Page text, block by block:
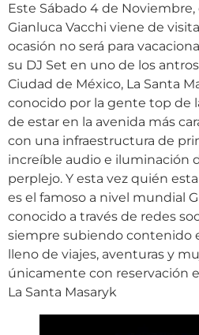
Este Sábado 4 de
Gianluca Vacchi viene de
ocasión no será para
su DJ Set en uno de los
Ciudad de México, La Santa
conocido por la gente top de
de estar en la avenida más
con una infraestructura de
increíble audio e iluminación
perplejo. Y esta vez quién
es el famoso a nivel mundial
conocido a través de redes
siempre subiendo contenido
lleno de viajes, aventuras y
únicamente con reservación
La Santa Masaryk